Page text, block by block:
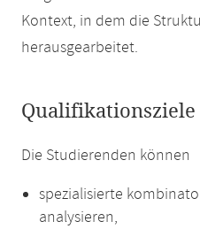
Kontext, in dem die
herausgearbeitet.
Qualifikationsziele
Die Studierenden können
spezialisierte
analysieren,